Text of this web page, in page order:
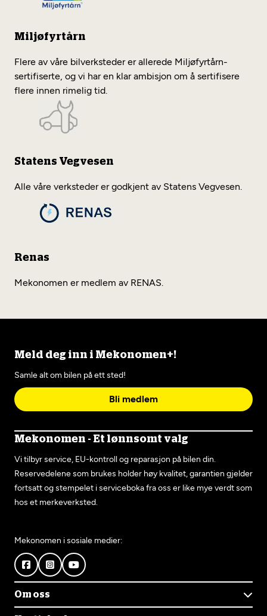
Miljøfyrtårn
Flere av våre bilverksteder er allerede Miljøfyrtårn-
sertifiserte, og vi har en klar ambisjon om å sertifisere
flere innen rimelig tid.
Statens Vegvesen
Alle våre verksteder er godkjent av Statens Vegvesen.
Renas
Mekonomen er medlem av RENAS.
Meld deg inn i Mekonomen+!
Samle alt om bilen på ett sted!
Bli medlem
Mekonomen - Et lønnsomt valg
Vi tilbyr service, EU-kontroll og reparasjon på bilen din.
Reservedelene som brukes holder høy kvalitet, garantien gjelder
fortsatt og stempelet i serviceboka fra oss er like mye verdt som
hos et merkeverksted.
Mekonomen i sosiale medier:
Om oss
Om Mekonomen